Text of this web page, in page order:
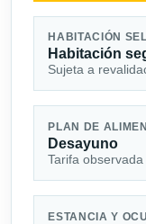
HABITACIÓN
Habitación
Sujeta a
PLAN DE
Desayuno
Tarifa observada
ESTANCIA Y